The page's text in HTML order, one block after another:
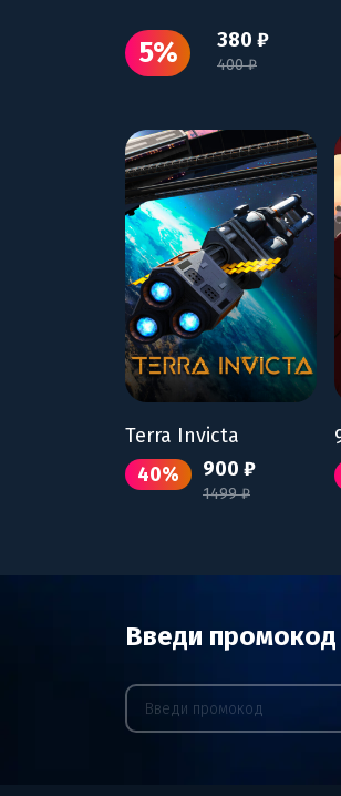
5% 380 ₽
400 ₽
Terra Invicta
40%
900 ₽
1499 ₽
Введи промокод